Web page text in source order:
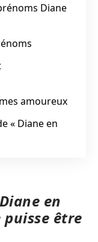
Diane
amoureux
« Diane en
en
puisse être